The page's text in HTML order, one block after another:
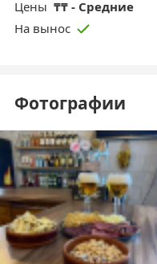
Цены ₸₸ - Средние
На вынос
Фотографии